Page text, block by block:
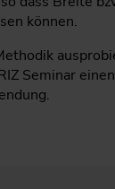
können.
Seminar